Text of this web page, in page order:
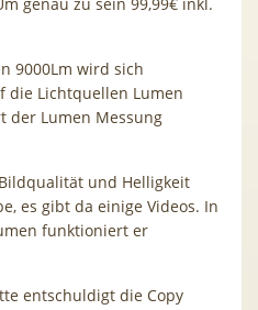
9000Lm wird sich
die Lichtquellen Lumen
der Lumen Messung
und Helligkeit
es gibt da einige Videos. In
funktioniert er
entschuldigt die Copy